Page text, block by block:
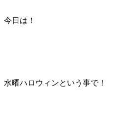
今日は！
水曜ハロウィンという事で！